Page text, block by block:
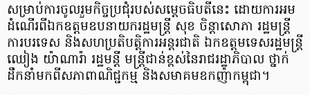
សម្រាប់ការចូលរួមកិច្ចប្រជុំរបស់សម្ដេចធិបតីនេះ ដោយការអម
ដំណើរពីឯកឧត្តមឧបនាយករដ្ឋមន្រ្តី សុខ ចិន្តាសោភា រដ្ឋមន្ត្រី
ការបរទេស និងសហប្រតិបត្តិការអន្តរជាតិ ឯកឧត្តមទេសរដ្ឋមន្ត្រី
ឈៀង យ៉ាណារ៉ា រដ្ឋមន្តី មន្ត្រីជាន់ខ្ពស់នៃរាជរដ្ឋាភិបាល ថ្នាក់
ដឹកនាំមកពីសភាពាណិជ្ជកម្ម និងសមាគមឧកញ៉ាកម្ពុជា។